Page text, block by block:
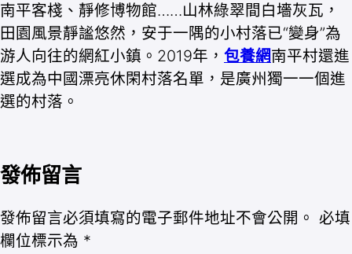
南平客棧、靜修博物館……山林綠翠間白墻灰瓦，
田園風景靜謐悠然，安于一隅的小村落已“變身”為
游人向往的網紅小鎮。2019年， 包養網南平村還進
選成為中國漂亮休閑村落名單，是廣州獨一一個進
選的村落。
發佈留言
發佈留言必須填寫的電子郵件地址不會公開。 必填
欄位標示為 *